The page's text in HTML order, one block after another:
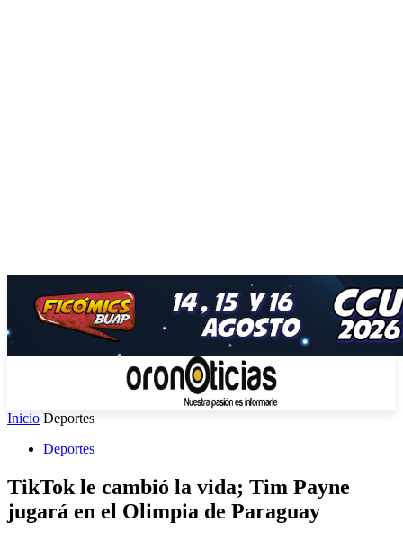
Inicio Deportes
Deportes
TikTok le cambió la vida; Tim Payne
jugará en el Olimpia de Paraguay